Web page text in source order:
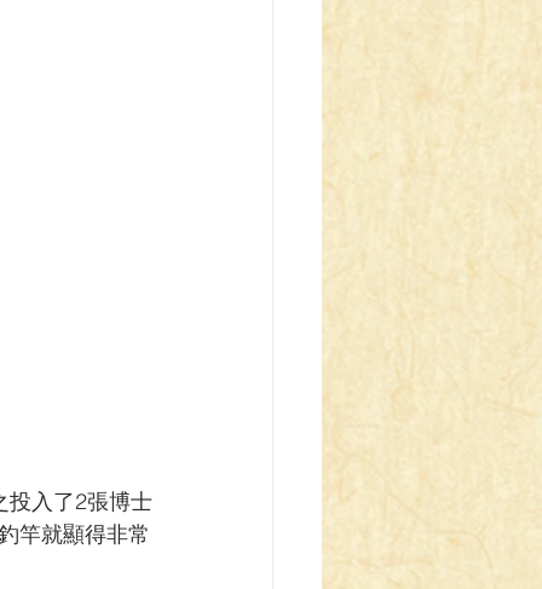
投入了2張博士
竿就顯得非常